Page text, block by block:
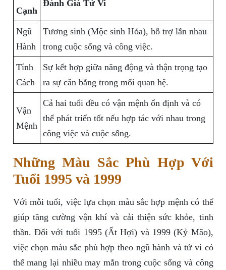
Cạnh
Đánh Giá Tử Vi
Ngũ
Hành
Tương sinh (Mộc sinh Hỏa), hỗ trợ lẫn nhau
trong cuộc sống và công việc.
Tính
Cách
Sự kết hợp giữa năng động và thận trọng tạo
ra sự cân bằng trong mối quan hệ.
Vận
Mệnh
Cả hai tuổi đều có vận mệnh ổn định và có
thể phát triển tốt nếu hợp tác với nhau trong
công việc và cuộc sống.
Những Màu Sắc Phù Hợp Với
Tuổi 1995 và 1999
Với mỗi tuổi, việc lựa chọn màu sắc hợp mệnh có thể
giúp tăng cường vận khí và cải thiện sức khỏe, tinh
thần. Đối với tuổi 1995 (Ất Hợi) và 1999 (Kỷ Mão),
việc chọn màu sắc phù hợp theo ngũ hành và tử vi có
thể mang lại nhiều may mắn trong cuộc sống và công